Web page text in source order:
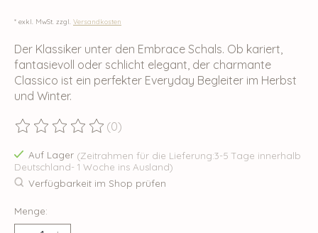
* exkl. MwSt. zzgl. Versandkosten
Der Klassiker unter den Embrace Schals. Ob kariert,
fantasievoll oder schlicht elegant, der charmante
Classico ist ein perfekter Everyday Begleiter im Herbst
und Winter.
Die Bewertung dieses Produkts ist
(0)
Auf Lager (Zeitrahmen für die Lieferung:3-5 Tage innerhalb
Deutschland- 1 Woche ins Ausland)
Verfügbarkeit im Shop prüfen
Menge: